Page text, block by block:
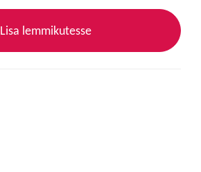
Lisa lemmikutesse